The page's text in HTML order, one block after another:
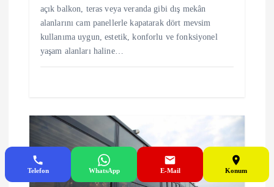
açık balkon, teras veya veranda gibi dış mekân
alanlarını cam panellerle kapatarak dört mevsim
kullanıma uygun, estetik, konforlu ve fonksiyonel
yaşam alanları haline…
Telefon WhatsApp E-Mail Konum